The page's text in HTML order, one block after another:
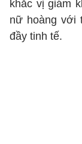
khắc vị giám
nữ hoàng với
đầy tinh tế.